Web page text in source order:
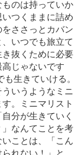
のは持っていか
つくままに詰め
ささっとカバン
いつでも旅立て
抜くために必要
じゃないです
生きていける。
いうようなミニ
。ミニマリスト
分が生きていく
なんてことを考
ことは、「こん
れない！」と